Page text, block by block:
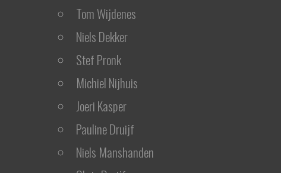
Tom Wijdenes
Niels Dekker
Stef Pronk
Michiel Nijhuis
Joeri Kasper
Pauline Druijf
Niels Manshanden